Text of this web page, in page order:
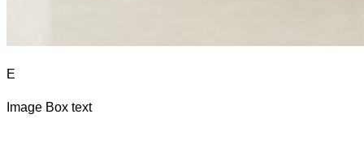
E
Image Box text